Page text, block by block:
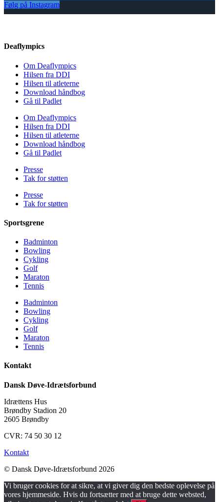
Følg på Instagram
Deaflympics
Om Deaflympics
Hilsen fra DDI
Hilsen til atleterne
Download håndbog
Gå til Padlet
Om Deaflympics
Hilsen fra DDI
Hilsen til atleterne
Download håndbog
Gå til Padlet
Presse
Tak for støtten
Presse
Tak for støtten
Sportsgrene
Badminton
Bowling
Cykling
Golf
Maraton
Tennis
Badminton
Bowling
Cykling
Golf
Maraton
Tennis
Kontakt
Dansk Døve-Idrætsforbund
Idrættens Hus
Brøndby Stadion 20
2605 Brøndby
CVR: 74 50 30 12
Kontakt
© Dansk Døve-Idrætsforbund 2026
Vi bruger cookies for at sikre, at vi giver dig den bedste oplevelse på
vores hjemmeside. Hvis du fortsætter med at bruge dette websted,